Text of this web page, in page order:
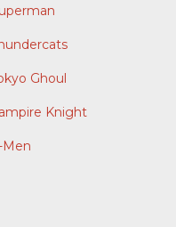
Ghoul
Knight
Men